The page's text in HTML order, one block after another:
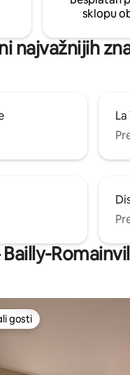
sklopu
najvažnijih
gosti
gosti